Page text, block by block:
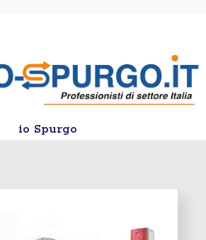
io Spurgo